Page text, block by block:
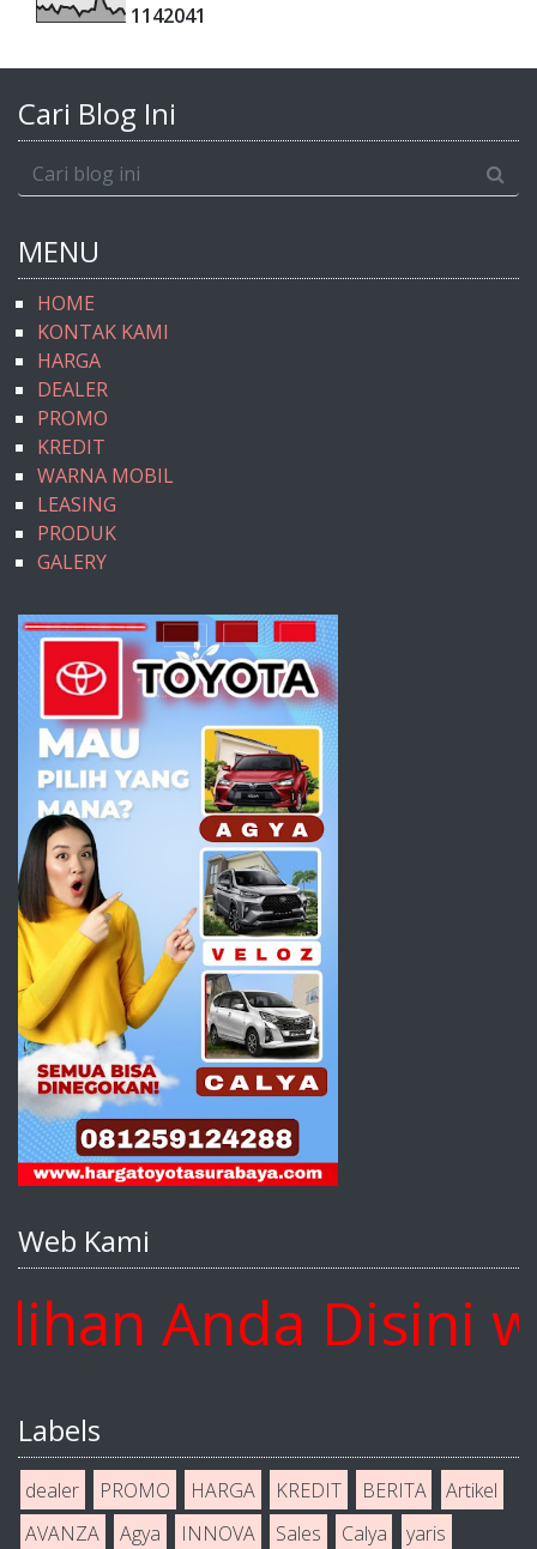
1142041
Cari Blog Ini
MENU
HOME
KONTAK KAMI
HARGA
DEALER
PROMO
KREDIT
WARNA MOBIL
LEASING
PRODUK
GALERY
Web Kami
Anda Disini
Labels
dealer PROMO HARGA KREDIT BERITA
Artikel
AVANZA
Agya INNOVA Sales Calya
yaris